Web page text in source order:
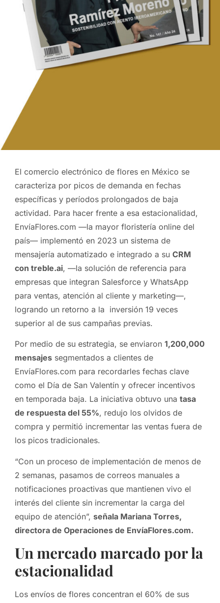
El comercio electrónico de flores en México se
caracteriza por picos de demanda en fechas
específicas y períodos prolongados de baja
actividad. Para hacer frente a esa estacionalidad,
EnvíaFlores.com —la mayor floristería online del
país— implementó en 2023 un sistema de
mensajería automatizado e integrado a su CRM
con treble.ai, —la solución de referencia para
empresas que integran Salesforce y WhatsApp
para ventas, atención al cliente y marketing—,
logrando un retorno a la inversión 19 veces
superior al de sus campañas previas.
Por medio de su estrategia, se enviaron 1,200,000
mensajes segmentados a clientes de
EnvíaFlores.com para recordarles fechas clave
como el Día de San Valentín y ofrecer incentivos
en temporada baja. La iniciativa obtuvo una tasa
de respuesta del 55%, redujo los olvidos de
compra y permitió incrementar las ventas fuera de
los picos tradicionales.
“Con un proceso de implementación de menos de
2 semanas, pasamos de correos manuales a
notificaciones proactivas que mantienen vivo el
interés del cliente sin incrementar la carga del
equipo de atención”, señala Mariana Torres,
directora de Operaciones de EnvíaFlores.com.
Un mercado marcado por la
estacionalidad
Los envíos de flores concentran el 60% de sus